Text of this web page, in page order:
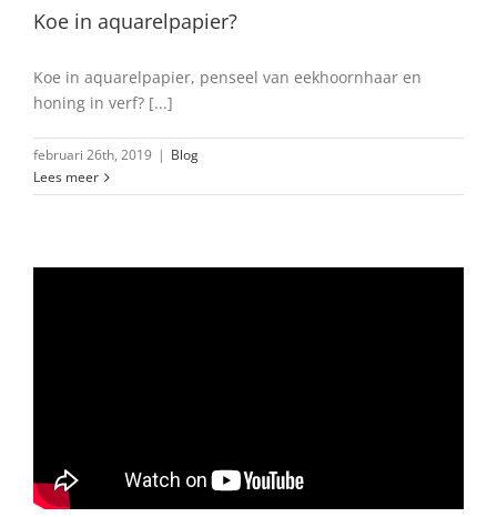
Koe in aquarelpapier?
Koe in aquarelpapier, penseel van eekhoornhaar en
honing in verf? [...]
februari 26th, 2019 | Blog
Lees meer